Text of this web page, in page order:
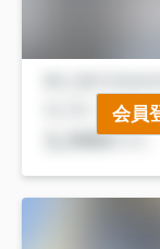
会員